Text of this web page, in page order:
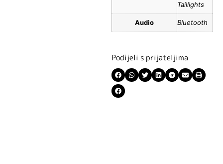
Taillights
Audio Bluetooth
Podijeli s prijateljima